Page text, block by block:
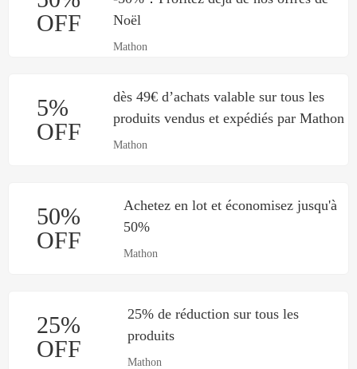
OFF
Noël
Mathon
5%
OFF
dès 49€ d’achats valable sur tous les
produits vendus et expédiés par Mathon
Mathon
50%
OFF
Achetez en lot et économisez jusqu'à
50%
Mathon
25%
OFF
25% de réduction sur tous les
produits
Mathon